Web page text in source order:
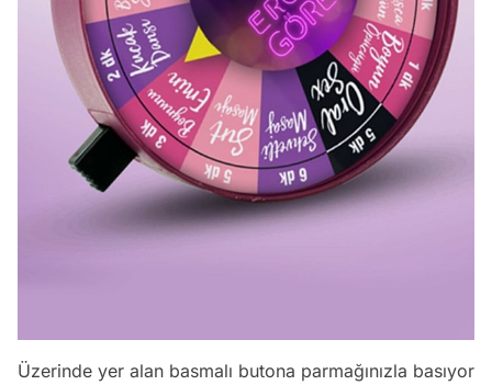
Üzerinde yer alan basmalı butona parmağınızla basıyor